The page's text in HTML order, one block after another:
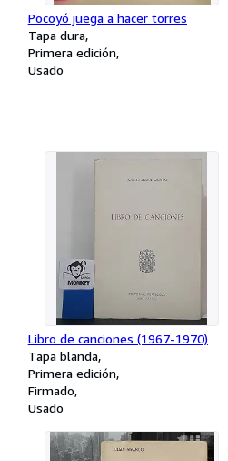
Pocoyó juega a hacer torres
Tapa dura
Primera edición
Usado
Libro de canciones (1967-1970)
Tapa blanda
Primera edición
Firmado
Usado